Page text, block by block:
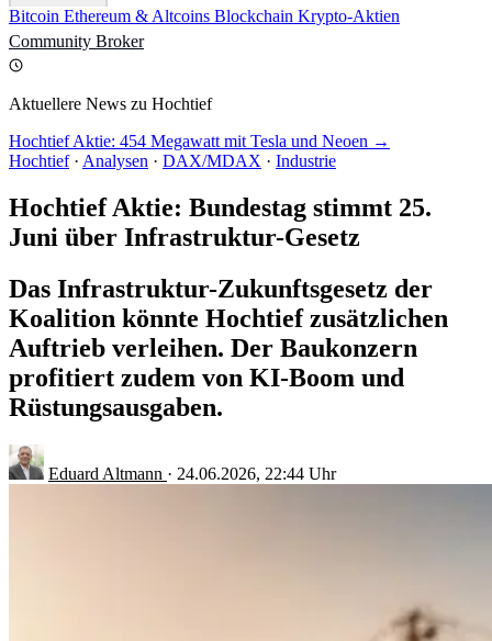
Bitcoin Ethereum & Altcoins Blockchain Krypto-Aktien
Community Broker
Aktuellere News zu Hochtief
Hochtief Aktie: 454 Megawatt mit Tesla und Neoen →
Hochtief · Analysen · DAX/MDAX · Industrie
Hochtief Aktie: Bundestag stimmt 25.
Juni über Infrastruktur-Gesetz
Das Infrastruktur-Zukunftsgesetz der
Koalition könnte Hochtief zusätzlichen
Auftrieb verleihen. Der Baukonzern
profitiert zudem von KI-Boom und
Rüstungsausgaben.
Eduard Altmann · 24.06.2026, 22:44 Uhr